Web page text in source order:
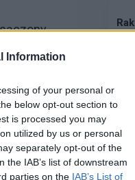
Information
of your personal or
below opt-out section to
is processed you may
utilized by us or personal
separately opt-out of the
IAB’s list of downstream
parties on the IAB’s List of
różne
w jamie
należy
2
i